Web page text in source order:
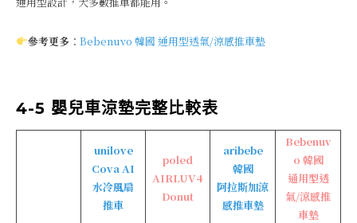
參考更多 ： Bebenuvo 韓國 通用型透氣/涼感推車墊
4-5 嬰兒車涼墊完整比較表
unilove
Cova AI
水冷風扇
推車
poled
AIRLUV4
Donut
aribebe
韓國
阿拉斯加涼
感推車墊
Bebenuv
o 韓國
通用型透
氣/涼感推
車墊